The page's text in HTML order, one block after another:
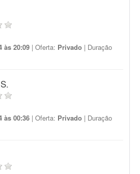
às 20:09 | Oferta: Privado | Duração
às 00:36 | Oferta: Privado | Duração